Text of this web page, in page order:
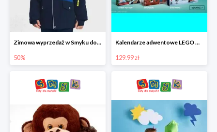
Zimowa wyprzedaż w Smyku do -50%
50%
Kalendarze adwentowe LEGO w Smyku w super cenie
129.99 zł